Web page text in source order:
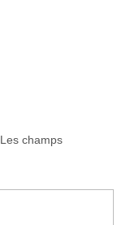
Les champs